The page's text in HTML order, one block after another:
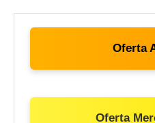
Oferta
Oferta